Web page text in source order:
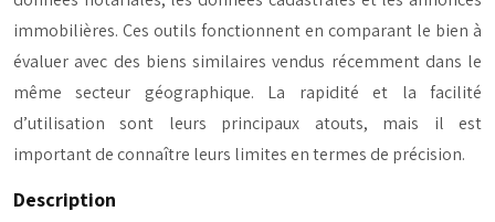
immobilières. Ces outils fonctionnent en comparant le bien à
évaluer avec des biens similaires vendus récemment dans le
même secteur géographique. La rapidité et la facilité
d’utilisation sont leurs principaux atouts, mais il est
important de connaître leurs limites en termes de précision.
Description